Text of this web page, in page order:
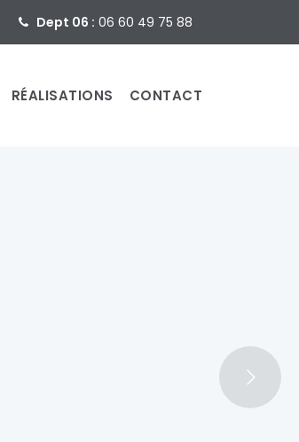
Dept 06 : 06 60 49 75 88
RÉALISATIONS CONTACT